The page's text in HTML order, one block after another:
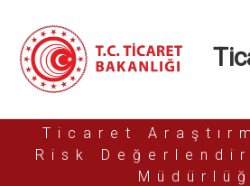
Ticaret
Risk